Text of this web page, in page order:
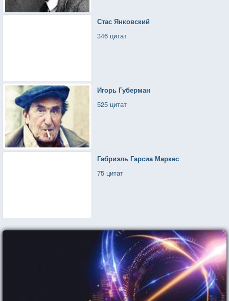
Стас Янковский
346 цитат
Игорь Губерман
525 цитат
Габриэль Гарсиа Маркес
75 цитат